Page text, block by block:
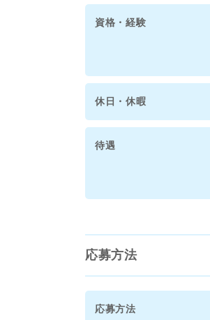
資格・経験
休日・休暇
待遇
応募方法
応募方法